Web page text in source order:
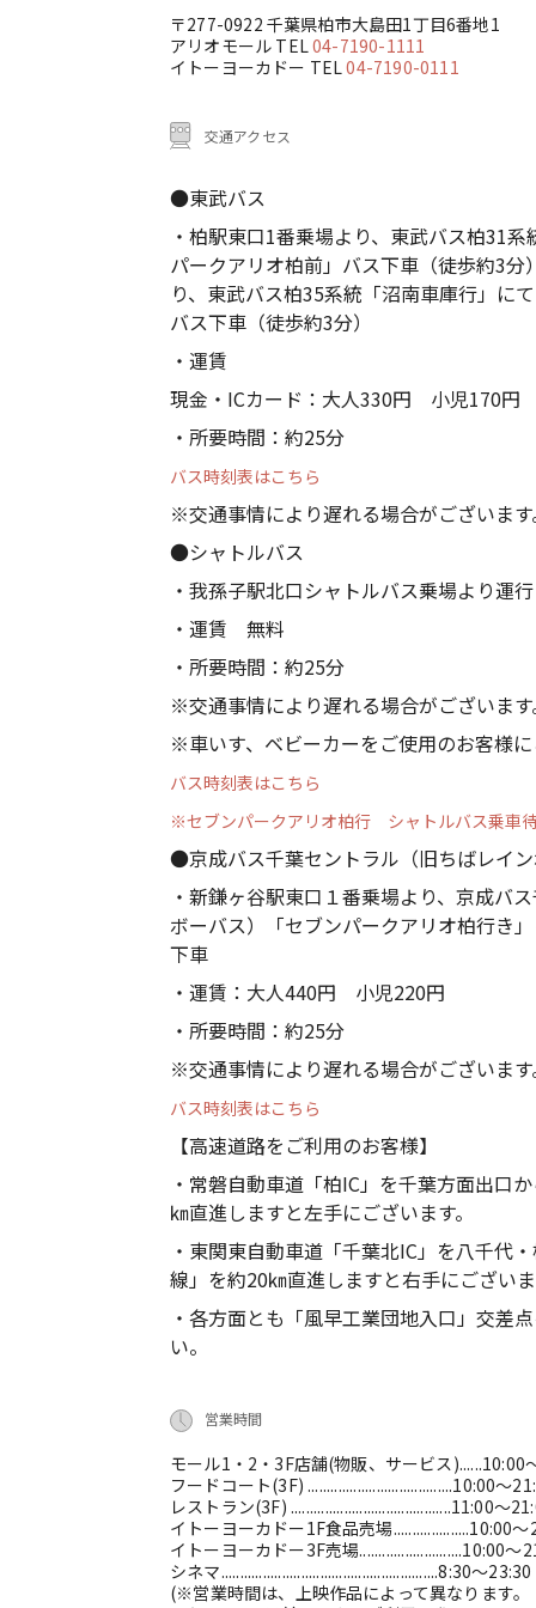
〒277-0922 千葉県柏市大島田1丁目6番地1
アリオモール TEL04-7190-1111
イトーヨーカドー TEL04-7190-0111
交通アクセス
●東武バス
・柏駅東口1番乗場より、東武バス柏31
パークアリオ柏前」バス下車（徒歩約3
り、東武バス柏35系統「沼南車庫行」に
バス下車（徒歩約3分）
・運賃
現金・ICカード：大人330円 小児170円
・所要時間：約25分
バス時刻表はこちら
※交通事情により遅れる場合がございま
●シャトルバス
・我孫子駅北口シャトルバス乗場より運行
・運賃 無料
・所要時間：約25分
※交通事情により遅れる場合がございま
※車いす、ベビーカーをご使用のお客様
バス時刻表はこちら
※セブンパークアリオ柏行 シャトルバス乗車
●京成バス千葉セントラル（旧ちばレイ
・新鎌ヶ谷駅東口１番乗場より、京成バ
ボーバス）「セブンパークアリオ柏行き
下車
・運賃：大人440円 小児220円
・所要時間：約25分
※交通事情により遅れる場合がございま
バス時刻表はこちら
【高速道路をご利用のお客様】
・常磐自動車道「柏IC」を千葉方面出口
㎞直進しますと左手にございます。
・東関東自動車道「千葉北IC」を八千代
線」を約20㎞直進しますと右手にござい
・各方面とも「風早工業団地入口」交差
い。
営業時間
モール1・2・3F店舗(物販、サービス)......10:00
フードコート(3F) ......................................10:00～
レストラン(3F) ..........................................11:00～
イトーヨーカドー1F食品売場....................10:00
イトーヨーカドー3F売場...........................10:00～
シネマ.........................................................8:30～23:30
(※営業時間は、上映作品によって異なります。